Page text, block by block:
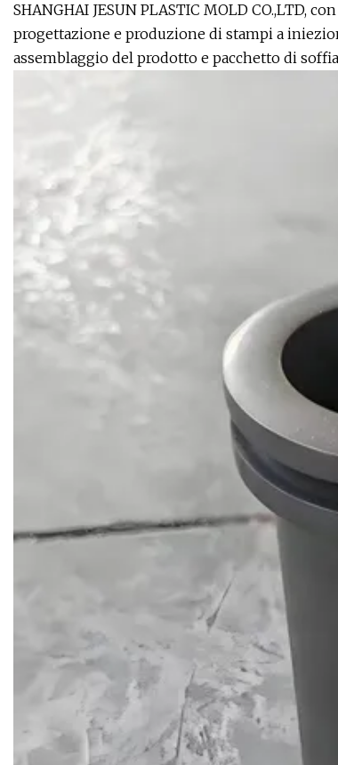
SHANGHAI JESUN PLASTIC MOLD CO.,LTD,
progettazione e produzione di stampi a
assemblaggio del prodotto e pacchetto di